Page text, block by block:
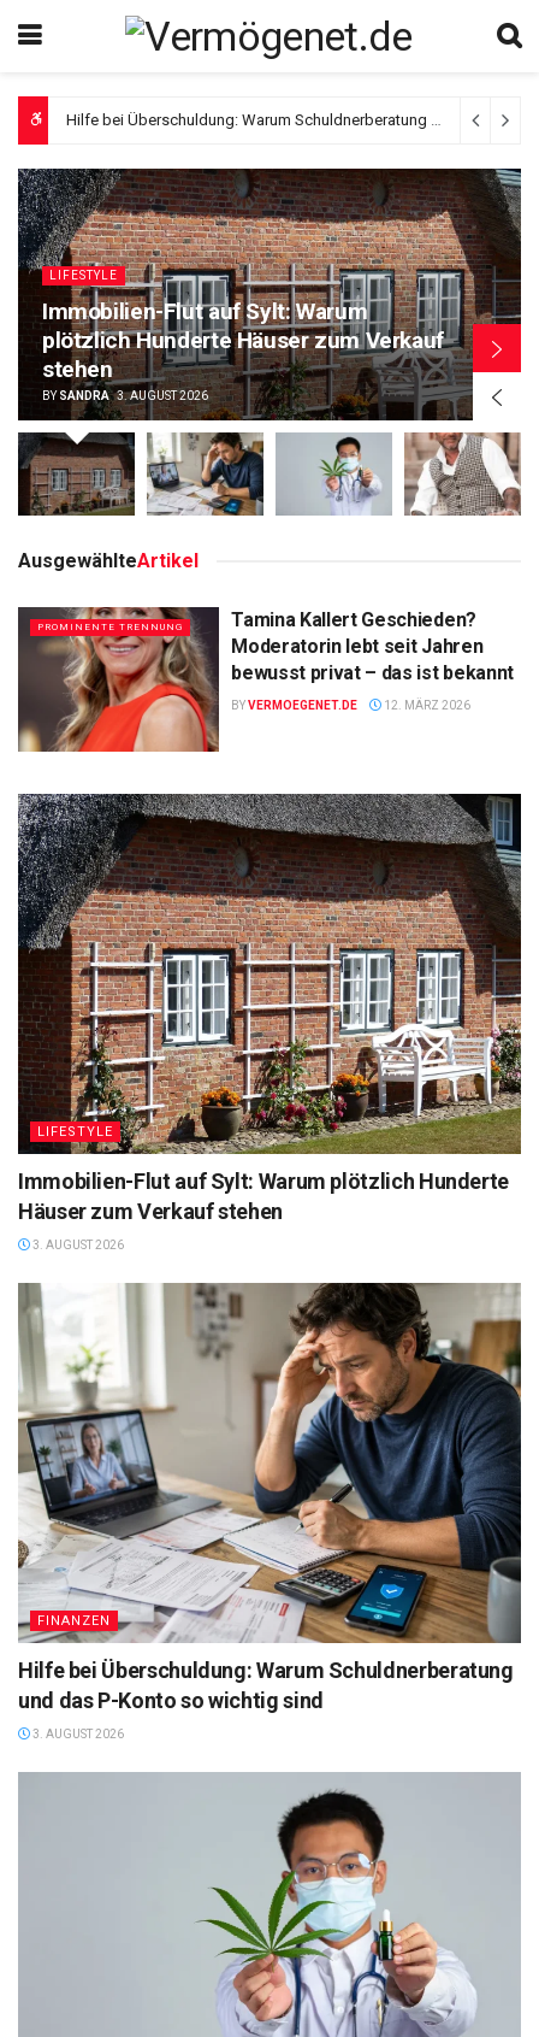
Verlässlichkeit statt Werbeversprechen, woran Patienten einen seriösen Anbieter für Cannabis auf Rezept erkennen
LIFESTYLE
Immobilien-Flut auf Sylt: Warum
plötzlich Hunderte Häuser zum Verkauf
stehen
BYSANDRA 3. AUGUST 2026
AusgewählteArtikel
PROMINENTE TRENNUNG
Tamina Kallert Geschieden?
Moderatorin lebt seit Jahren
bewusst privat – das ist bekannt
BYVERMOEGENET.DE 12. MÄRZ 2026
LIFESTYLE
Immobilien-Flut auf Sylt: Warum plötzlich Hunderte
Häuser zum Verkauf stehen
3. AUGUST 2026
FINANZEN
Hilfe bei Überschuldung: Warum Schuldnerberatung
und das P-Konto so wichtig sind
3. AUGUST 2026